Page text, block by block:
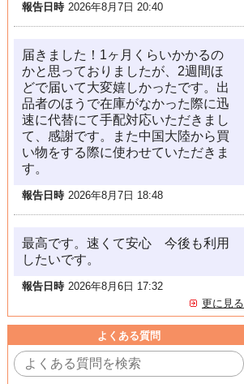
報告日時 2026年8月7日 20:40
届きました！1ヶ月くらいかかるの
かと思っておりましたが、2週間ほ
どで届いて大変嬉しかったです。出
品者のほうで在庫がなかった際に迅
速に代替にて手配対応いただきまし
て、感謝です。また中国大陸から買
い物をする際に使わせていただきま
す。
報告日時 2026年8月7日 18:48
最高です。速くて安心 今後も利用
したいです。
報告日時 2026年8月6日 17:32
更に見る
よくある質問